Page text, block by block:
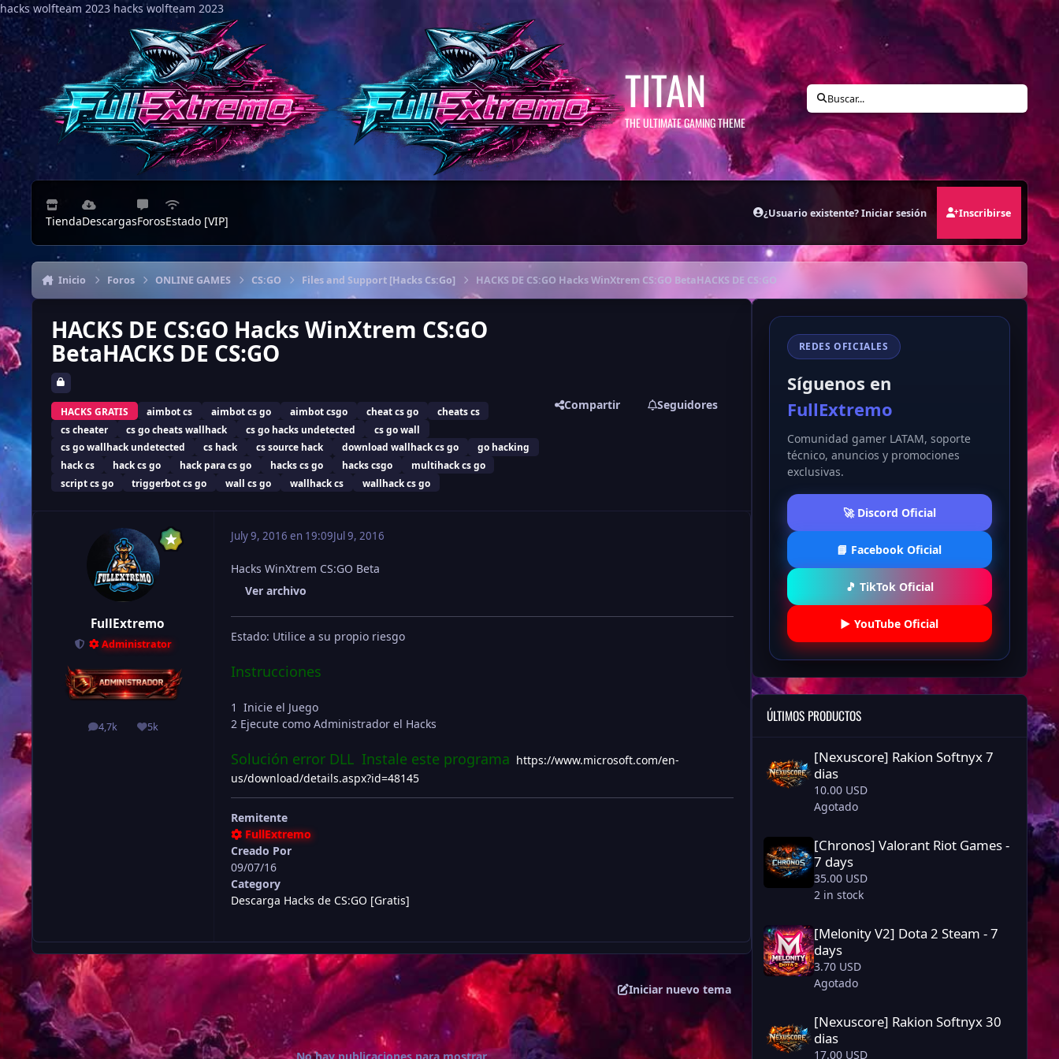
hacks wolfteam 2023 Saltar al contenido
hacks wolfteam 2023
TITAN
THE ULTIMATE GAMING THEME
Buscar...
TiendaDescargasForosEstado [VIP]
¿Usuario existente? Iniciar sesión Inscribirse
Inicio Foros ONLINE GAMES CS:GO Files and Support [Hacks Cs:Go] HACKS DE CS:GO Hacks WinXtrem CS:GO BetaHACKS DE CS:GO
HACKS DE CS:GO Hacks WinXtrem CS:GO
BetaHACKS DE CS:GO
HACKS GRATIS aimbot cs aimbot cs go aimbot csgo cheat cs go
cheats cs
cs cheater
cs go cheats wallhack cs go hacks undetected
cs go wall
cs go wallhack undetected
cs hack cs source hack download wallhack cs go
go hacking
hack cs
hack cs go hack para cs go hacks cs go hacks csgo
multihack cs go
script cs go
triggerbot cs go wall cs go wallhack cs wallhack cs go
Compartir Seguidores
FullExtremo
Administrator
4,7k
publicaciones
5k
Reputación
July 9, 2016 en 19:09Jul 9, 2016
Hacks WinXtrem CS:GO Beta
Ver archivo
Estado: Utilice a su propio riesgo
Instrucciones
1 Inicie el Juego
2 Ejecute como Administrador el Hacks
Solución error DLL Instale este programa https://www.microsoft.com/en-
us/download/details.aspx?id=48145
Remitente
FullExtremo
Creado Por
09/07/16
Category
Descarga Hacks de CS:GO [Gratis]
Iniciar nuevo tema
REDES OFICIALES
Síguenos en
FullExtremo
Comunidad gamer LATAM, soporte
técnico, anuncios y promociones
exclusivas.
🚀 Discord Oficial
📘 Facebook Oficial
🎵 TikTok Oficial
▶️ YouTube Oficial
ÚLTIMOS PRODUCTOS
[Nexuscore] Rakion Softnyx 7
dias
10.00 USD
Agotado
[Chronos] Valorant Riot Games - 7 days
[Chronos] Valorant Riot Games -
7 days
35.00 USD
2 in stock
[Melonity V2] Dota 2 Steam - 7 days
[Melonity V2] Dota 2 Steam - 7
days
3.70 USD
Agotado
[Nexuscore] Rakion Softnyx 30
dias
17.00 USD